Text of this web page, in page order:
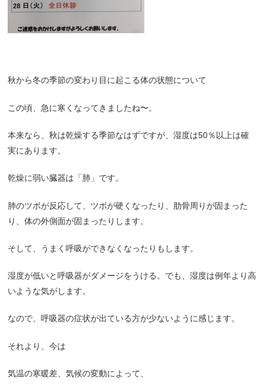
秋から冬の季節の変わり目に起こる体の状態について
この頃、急に寒くなってきましたね〜。
本来なら、秋は乾燥する季節なはずですが、湿度は50％以上は確
実にあります。
乾燥に弱い臓器は「肺」です。
肺のツボが反応して、ツボが硬くなったり、肋骨周りが固まった
り、体の外側面が固まったりします。
そして、うまく呼吸ができなくなったりもします。
湿度が低いと呼吸器がダメージをうける。でも、湿度は例年より高
いような気がします。
なので、呼吸器の症状が出ている方が少ないように感じます。
それより、今は
気温の寒暖差、気候の変動によって、